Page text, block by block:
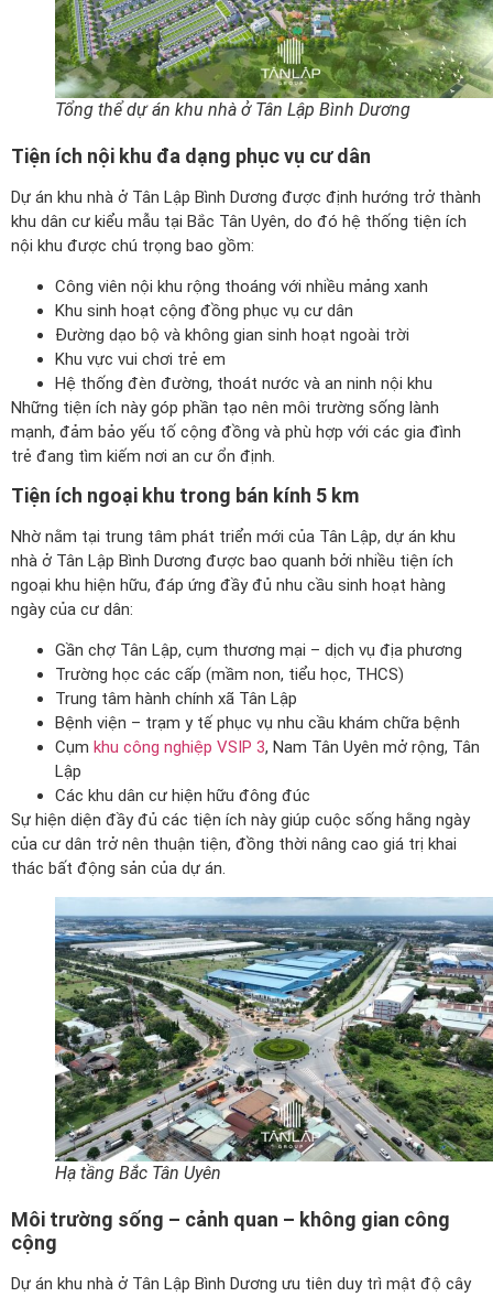
Tổng thể dự án khu nhà ở Tân Lập Bình Dương
Tiện ích nội khu đa dạng phục vụ cư dân
Dự án khu nhà ở Tân Lập Bình Dương được định hướng trở thành
khu dân cư kiểu mẫu tại Bắc Tân Uyên, do đó hệ thống tiện ích
nội khu được chú trọng bao gồm:
Công viên nội khu rộng thoáng với nhiều mảng xanh
Khu sinh hoạt cộng đồng phục vụ cư dân
Đường dạo bộ và không gian sinh hoạt ngoài trời
Khu vực vui chơi trẻ em
Hệ thống đèn đường, thoát nước và an ninh nội khu
Những tiện ích này góp phần tạo nên môi trường sống lành
mạnh, đảm bảo yếu tố cộng đồng và phù hợp với các gia đình
trẻ đang tìm kiếm nơi an cư ổn định.
Tiện ích ngoại khu trong bán kính 5 km
Nhờ nằm tại trung tâm phát triển mới của Tân Lập, dự án khu
nhà ở Tân Lập Bình Dương được bao quanh bởi nhiều tiện ích
ngoại khu hiện hữu, đáp ứng đầy đủ nhu cầu sinh hoạt hàng
ngày của cư dân:
Gần chợ Tân Lập, cụm thương mại – dịch vụ địa phương
Trường học các cấp (mầm non, tiểu học, THCS)
Trung tâm hành chính xã Tân Lập
Bệnh viện – trạm y tế phục vụ nhu cầu khám chữa bệnh
Cụm khu công nghiệp VSIP 3, Nam Tân Uyên mở rộng, Tân
Lập
Các khu dân cư hiện hữu đông đúc
Sự hiện diện đầy đủ các tiện ích này giúp cuộc sống hằng ngày
của cư dân trở nên thuận tiện, đồng thời nâng cao giá trị khai
thác bất động sản của dự án.
Hạ tầng Bắc Tân Uyên
Môi trường sống – cảnh quan – không gian công
cộng
Dự án khu nhà ở Tân Lập Bình Dương ưu tiên duy trì mật độ cây